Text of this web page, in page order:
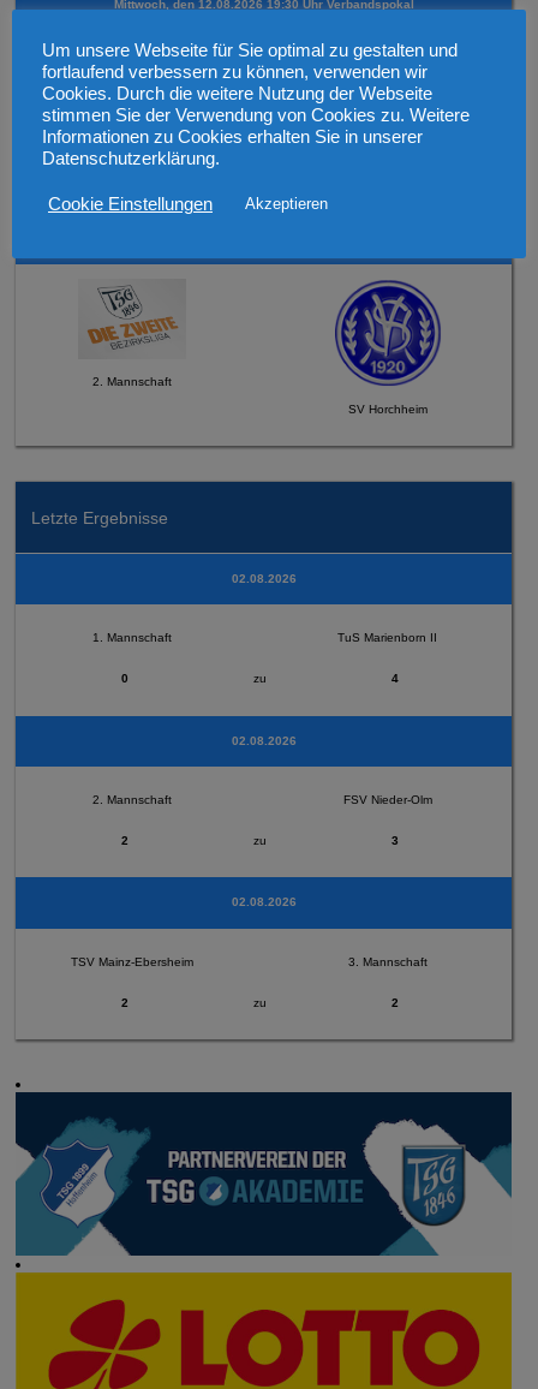
Mittwoch, den 12.08.2026 19:30 Uhr Verbandspokal
2. Mannschaft
SV Horchheim
Letzte Ergebnisse
02.08.2026
1. Mannschaft TuS Marienborn II
0 zu 4
02.08.2026
2. Mannschaft FSV Nieder-Olm
2 zu 3
02.08.2026
TSV Mainz-Ebersheim 3. Mannschaft
2 zu 2
Um unsere Webseite für Sie optimal zu gestalten und
fortlaufend verbessern zu können, verwenden wir
Cookies. Durch die weitere Nutzung der Webseite
stimmen Sie der Verwendung von Cookies zu. Weitere
Informationen zu Cookies erhalten Sie in unserer
Datenschutzerklärung.
Cookie Einstellungen Akzeptieren